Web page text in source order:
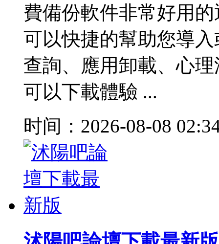
費備份軟件非常好用
可以快捷的幫助您導
查詢、應用卸載、心
可以下載體驗 ...
时间：2026-08-08